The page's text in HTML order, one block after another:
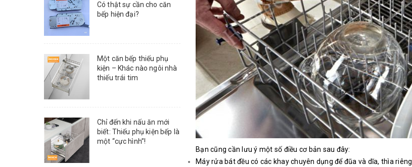
Bạn cũng cần lưu ý một số điều cơ bản sau đây:
Máy rửa bát đều có các khay chuyên dụng để đũa và dĩa, thìa riêng.
Có thật sự cần cho căn
bếp hiện đại?
Một căn bếp thiếu phụ
kiện – Khác nào ngôi nhà
thiếu trái tim
Chỉ đến khi nấu ăn mới
biết: Thiếu phụ kiện bếp là
một “cực hình”!